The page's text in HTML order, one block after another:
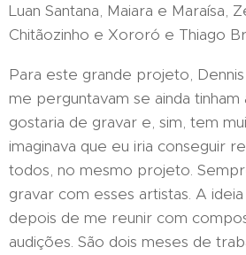
Luan Santana, Maiara e Maraísa,
Chitãozinho e Xororó e Thiago
Para este grande projeto,
me perguntavam se ainda tinham
gostaria de gravar e, sim, tem
imaginava que eu iria conseguir
todos, no mesmo projeto.
gravar com esses artistas. A
depois de me reunir com
audições. São dois meses de